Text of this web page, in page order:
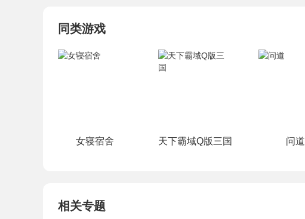
同类游戏
女寝宿舍 天下霸域Q版三国 问道
相关专题